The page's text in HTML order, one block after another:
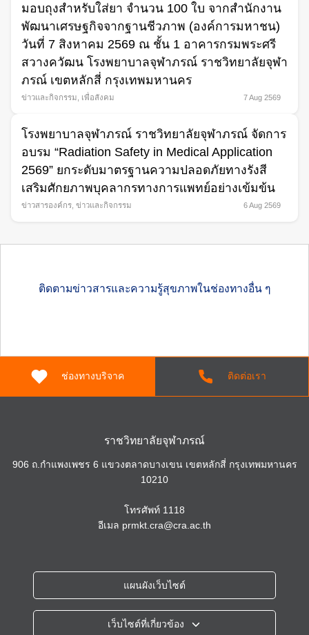
มอบถุงสำหรับใส่ยา จำนวน 100 ใบ จากสำนักงาน
พัฒนาเศรษฐกิจจากฐานชีวภาพ (องค์การมหาชน)
วันที่ 7 สิงหาคม 2569 ณ ชั้น 1 อาคารกรมพระศรี
สวางควัฒน โรงพยาบาลจุฬาภรณ์ ราชวิทยาลัยจุฬา
ภรณ์ เขตหลักสี่ กรุงเทพมหานคร
ข่าวและกิจกรรม เพื่อสังคม 7 Aug 2569
โรงพยาบาลจุฬาภรณ์ ราชวิทยาลัยจุฬาภรณ์ จัดการ
อบรม “Radiation Safety in Medical Application
2569” ยกระดับมาตรฐานความปลอดภัยทางรังสี
เสริมศักยภาพบุคลากรทางการแพทย์อย่างเข้มข้น
ข่าวสารองค์กร ข่าวและกิจกรรม 6 Aug 2569
ติดตามข่าวสารและความรู้สุขภาพในช่องทางอื่น ๆ
ช่องทางบริจาค ติดต่อเรา
ราชวิทยาลัยจุฬาภรณ์
906 ถ.กำแพงเพชร 6 แขวงตลาดบางเขน เขตหลักสี่ กรุงเทพมหานคร
10210
โทรศัพท์ 1118
อีเมล prmkt.cra@cra.ac.th
แผนผังเว็บไซต์
เว็บไซต์ที่เกี่ยวข้อง